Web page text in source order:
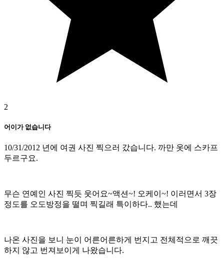
2
어이가 없습니다
10/31/2012 년에 여권 사진 찍으러 갔습니다. 까만 옷에 스카프
두르구요.
무슨 연예인 사진 찍듯 웃어요~액션~! 오케이~! 이러면서 3장
정도를 오도방정을 떨며 찍길래 특이하다.. 했는데
나온 사진을 보니 눈이 어른어른하게 번지고 전체적으로 깨끗
하지 않고 번져보이게 나왔습니다.